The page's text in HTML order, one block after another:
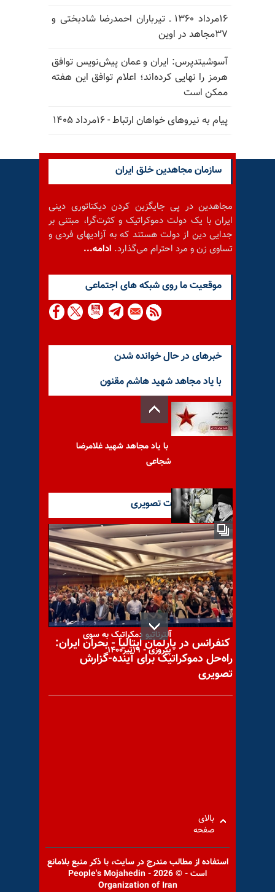
۱۶مرداد ۱۳۶۰ ـ تیرباران احمدرضا شادبختی و
۳۷مجاهد در اوین
آسوشیتدپرس: ایران و عمان پیش‌نویس توافق
هرمز را نهایی کرده‌اند؛ اعلام توافق این هفته
ممکن است
پیام به نیروهای خواهان ارتباط - ۱۶مرداد ۱۴۰۵
سازمان مجاهدین خلق ایران
مجاهدین در پی جایگزین کردن دیکتاتوری دینی
ایران با یک دولت دموکراتیک و کثرت‌گرا، مبتنی بر
جدایی دین از دولت هستند که به آزادیهای فردی و
تساوی زن و مرد احترام می‌گذارد. ادامه...
موقعيت ما روى شبكه هاى اجتماعى
خبرهای در حال خوانده شدن
با یاد مجاهد شهید هاشم مقنون
با یاد مجاهد شهید غلامرضا
شجاعی
صندوق توسعه ملی؛ قُلَّکی که
خامنه‌ای آن را شکست
گردهمایی جهانی ایران آزاد -
آلترناتیو دمکراتیک به سوی
پیروزی - ۱۹تیر۱۴۰۰
آخرین گزارشات تصویری
کنفرانس در پارلمان ایتالیا - بحران ایران:
راه‌حل دموکراتیک برای آینده-گزارش
تصویری
بالای
صفحه
استفاده از مطالب مندرج در سايت، با ذكر منبع بلامانع
است - © 2026 - People's Mojahedin
Organization of Iran